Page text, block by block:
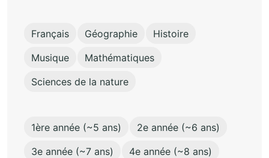
Français Géographie
Histoire
Musique
Mathématiques
Sciences de la nature
1ère année (~5 ans)
2e année (~6 ans)
3e année (~7 ans)
4e année (~8 ans)